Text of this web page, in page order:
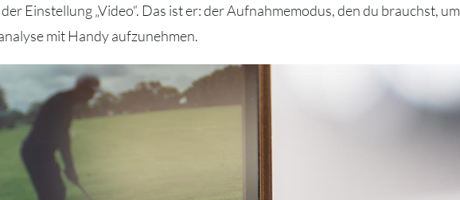
Einstellung „Video“. Das ist er: der Aufnahmemodus, den du brauchst, um
mit Handy aufzunehmen.